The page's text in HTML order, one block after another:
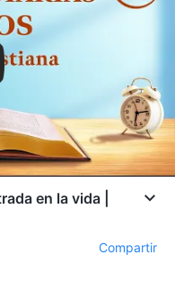
en la vida |
Compartir